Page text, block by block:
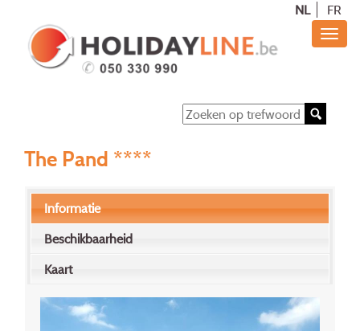
NL FR
The Pand ****
Informatie
Beschikbaarheid
Kaart